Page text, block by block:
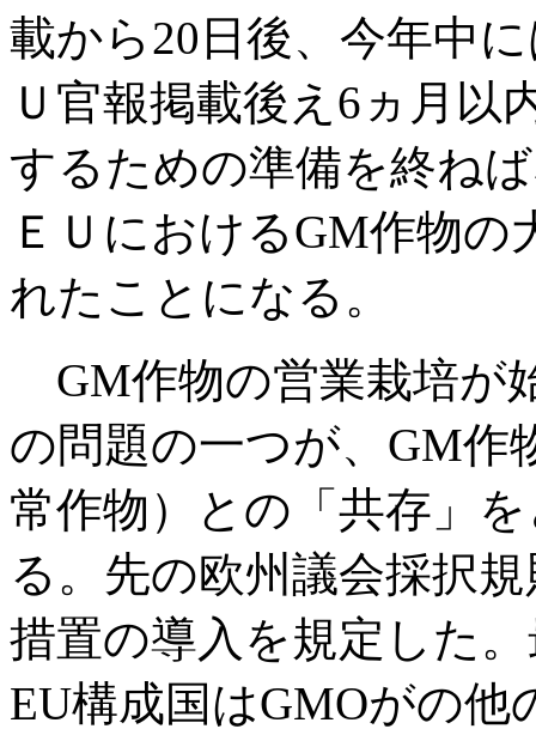
載から20日後、今年中
Ｕ官報掲載後え6ヵ月以
するための準備を終ね
ＥＵにおけるGM作物
れたことになる。
GM作物の営業栽培が
の問題の一つが、GM作
常作物）との「共存」
る。先の欧州議会採択
措置の導入を規定した
EU構成国はGMOがの